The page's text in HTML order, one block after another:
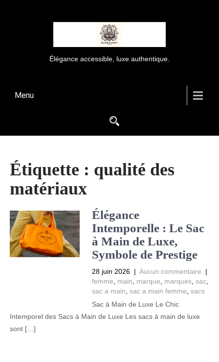
Élégance accessible, luxe authentique.
Menu
Étiquette : qualité des
matériaux
Élégance
Intemporelle : Le Sac
à Main de Luxe,
Symbole de Prestige
28 juin 2026 | Aucun commentaire
|
femme
main marque marques, sac,
sac a main sac a main femme sacs
Sac à Main de Luxe Le Chic
Intemporel des Sacs à Main de Luxe Les sacs à main de luxe
sont […]